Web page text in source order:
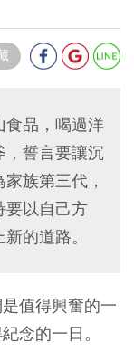
食品，喝過洋
，誓言要讓沉
族第三代，
要以自己方
的道路。
值得興奮的一
念的一日。